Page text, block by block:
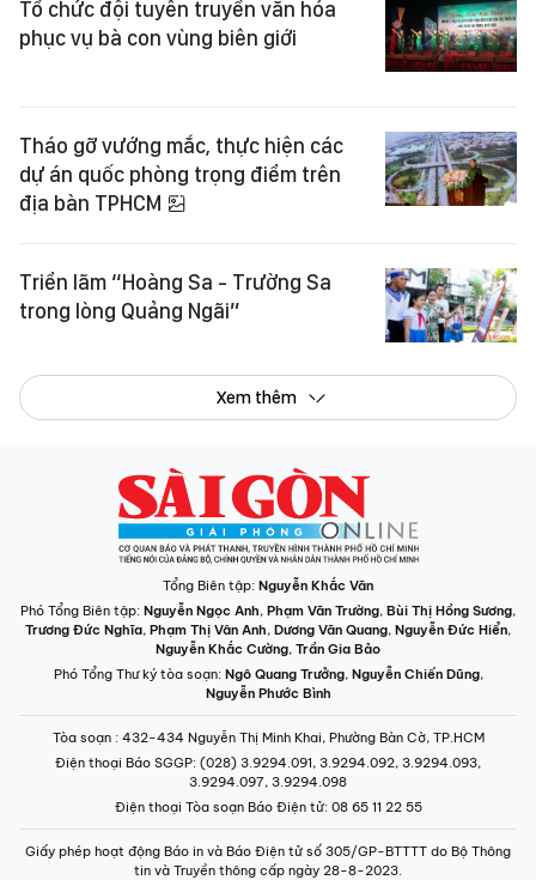
Tổ chức đội tuyên truyền văn hóa
phục vụ bà con vùng biên giới
Tháo gỡ vướng mắc, thực hiện các
dự án quốc phòng trọng điểm trên
địa bàn TPHCM
Triển lãm “Hoàng Sa - Trường Sa
trong lòng Quảng Ngãi”
Xem thêm
Tổng Biên tập: Nguyễn Khắc Văn
Phó Tổng Biên tập: Nguyễn Ngọc Anh, Phạm Văn Trường, Bùi Thị Hồng Sương,
Trương Đức Nghĩa, Phạm Thị Vân Anh, Dương Văn Quang, Nguyễn Đức Hiển,
Nguyễn Khắc Cường, Trần Gia Bảo
Phó Tổng Thư ký tòa soạn: Ngô Quang Trưởng, Nguyễn Chiến Dũng,
Nguyễn Phước Bình
Tòa soạn : 432-434 Nguyễn Thị Minh Khai, Phường Bàn Cờ, TP.HCM
Điện thoại Báo SGGP: (028) 3.9294.091, 3.9294.092, 3.9294.093,
3.9294.097, 3.9294.098
Điện thoại Tòa soạn Báo Điện tử: 08 65 11 22 55
Giấy phép hoạt động Báo in và Báo Điện tử số 305/GP-BTTTT do Bộ Thông
tin và Truyền thông cấp ngày 28-8-2023.